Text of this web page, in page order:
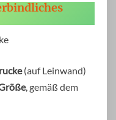
(auf Leinwand)
, gemäß dem